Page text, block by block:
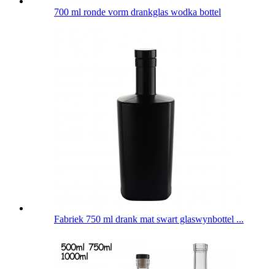
700 ml ronde vorm drankglas wodka bottel
Fabriek 750 ml drank mat swart glaswynbottel ...